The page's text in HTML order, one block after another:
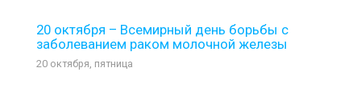
20 октября – Всемирный день борьбы с
заболеванием раком молочной железы
20 октября, пятница